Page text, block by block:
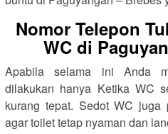
Nomor Telepon
WC di
Apabila selama ini Anda
dilakukan hanya Ketika WC
kurang tepat. Sedot WC juga
agar toilet tetap nyaman dan